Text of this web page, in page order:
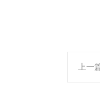
上一